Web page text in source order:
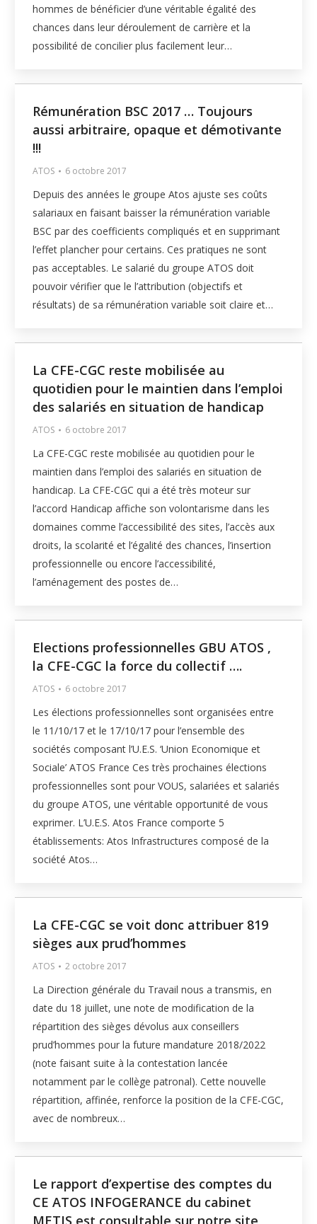
hommes de bénéficier d’une véritable égalité des
chances dans leur déroulement de carrière et la
possibilité de concilier plus facilement leur…
Rémunération BSC 2017 … Toujours
aussi arbitraire, opaque et démotivante
!!!
ATOS 6 octobre 2017
Depuis des années le groupe Atos ajuste ses coûts
salariaux en faisant baisser la rémunération variable
BSC par des coefficients compliqués et en supprimant
l’effet plancher pour certains. Ces pratiques ne sont
pas acceptables. Le salarié du groupe ATOS doit
pouvoir vérifier que le l’attribution (objectifs et
résultats) de sa rémunération variable soit claire et…
La CFE-CGC reste mobilisée au
quotidien pour le maintien dans l’emploi
des salariés en situation de handicap
ATOS 6 octobre 2017
La CFE-CGC reste mobilisée au quotidien pour le
maintien dans l’emploi des salariés en situation de
handicap. La CFE-CGC qui a été très moteur sur
l’accord Handicap affiche son volontarisme dans les
domaines comme l’accessibilité des sites, l’accès aux
droits, la scolarité et l’égalité des chances, l’insertion
professionnelle ou encore l’accessibilité,
l’aménagement des postes de…
Elections professionnelles GBU ATOS ,
la CFE-CGC la force du collectif ….
ATOS 6 octobre 2017
Les élections professionnelles sont organisées entre
le 11/10/17 et le 17/10/17 pour l’ensemble des
sociétés composant l’U.E.S. ‘Union Economique et
Sociale’ ATOS France Ces très prochaines élections
professionnelles sont pour VOUS, salariées et salariés
du groupe ATOS, une véritable opportunité de vous
exprimer. L’U.E.S. Atos France comporte 5
établissements: Atos Infrastructures composé de la
société Atos…
La CFE-CGC se voit donc attribuer 819
sièges aux prud’hommes
ATOS 2 octobre 2017
La Direction générale du Travail nous a transmis, en
date du 18 juillet, une note de modification de la
répartition des sièges dévolus aux conseillers
prud’hommes pour la future mandature 2018/2022
(note faisant suite à la contestation lancée
notamment par le collège patronal). Cette nouvelle
répartition, affinée, renforce la position de la CFE-CGC,
avec de nombreux…
Le rapport d’expertise des comptes du
CE ATOS INFOGERANCE du cabinet